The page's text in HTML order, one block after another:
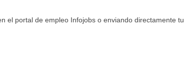
el portal de empleo Infojobs o enviando directamente tu